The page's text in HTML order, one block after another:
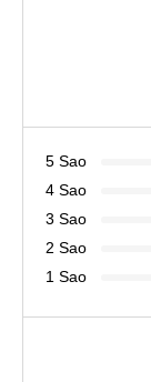
5 Sao
4 Sao
3 Sao
2 Sao
1 Sao